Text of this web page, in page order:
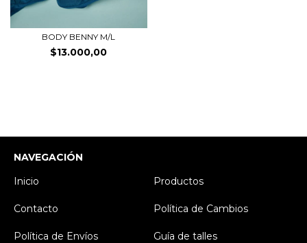
BODY BENNY M/L
$13.000,00
NAVEGACIÓN
Inicio
Productos
Contacto Política de Cambios
Política de Envíos Guía de talles